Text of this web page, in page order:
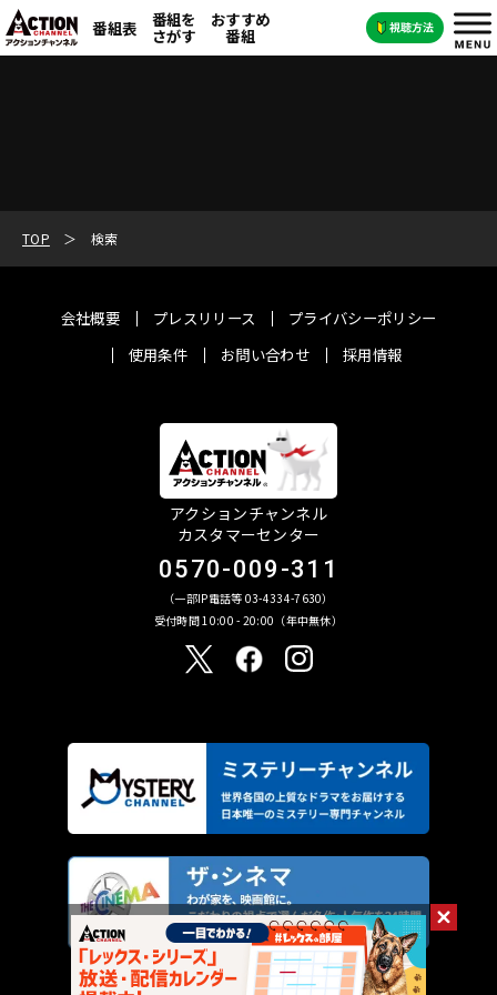
番組表 番組を
さがす
おすすめ
番組
TOP 検索
会社概要 プレスリリース
プライバシーポリシー
使用条件
お問い合わせ 採用情報
アクションチャンネル
カスタマーセンター
0570-009-311
（一部IP電話等 03-4334-7630）
受付時間 10:00 - 20:00（年中無休）